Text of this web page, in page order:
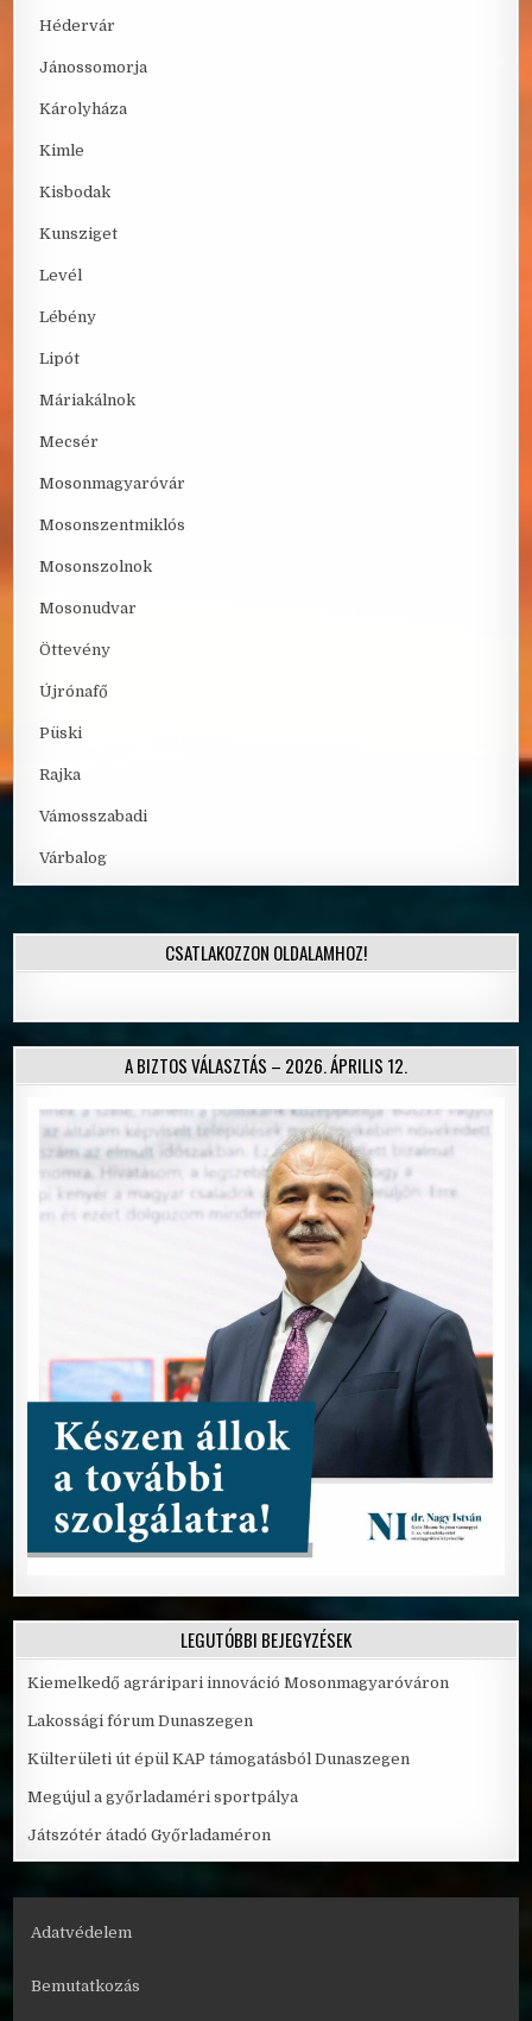
Hédervár
Jánossomorja
Károlyháza
Kimle
Kisbodak
Kunsziget
Levél
Lébény
Lipót
Máriakálnok
Mecsér
Mosonmagyaróvár
Mosonszentmiklós
Mosonszolnok
Mosonudvar
Öttevény
Újrónafő
Püski
Rajka
Vámosszabadi
Várbalog
CSATLAKOZZON OLDALAMHOZ!
A BIZTOS VÁLASZTÁS – 2026. ÁPRILIS 12.
LEGUTÓBBI BEJEGYZÉSEK
Kiemelkedő agráripari innováció Mosonmagyaróváron
Lakossági fórum Dunaszegen
Külterületi út épül KAP támogatásból Dunaszegen
Megújul a győrladaméri sportpálya
Játszótér átadó Győrladaméron
Adatvédelem
Bemutatkozás